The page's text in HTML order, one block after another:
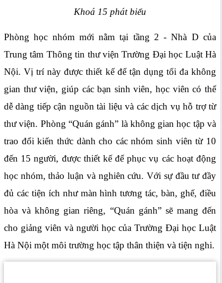
Khoá 15 phát biểu
Phòng học nhóm mới nằm tại tầng 2 - Nhà D của
Trung tâm Thông tin thư viện Trường Đại học Luật Hà
Nội. Vị trí này được thiết kế để tận dụng tối đa không
gian thư viện, giúp các bạn sinh viên, học viên có thể
dễ dàng tiếp cận nguồn tài liệu và các dịch vụ hỗ trợ từ
thư viện. Phòng “Quán gánh” là không gian học tập và
trao đổi kiến thức dành cho các nhóm sinh viên từ 10
đến 15 người, được thiết kế để phục vụ các hoạt động
học nhóm, thảo luận và nghiên cứu. Với sự đầu tư đầy
đủ các tiện ích như màn hình tương tác, bàn, ghế, điều
hòa và không gian riêng, “Quán gánh” sẽ mang đến
cho giảng viên và người học của Trường Đại học Luật
Hà Nội một môi trường học tập thân thiện và tiện nghi.